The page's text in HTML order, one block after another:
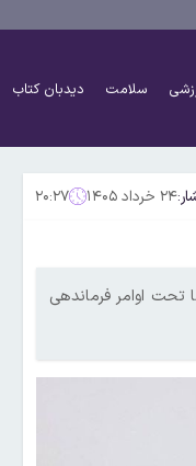
سلامت دیدبان کتاب
۲۴ خرداد ۱۴۰۵ ۲۰:۲۷
تحت اوامر فرماندهی